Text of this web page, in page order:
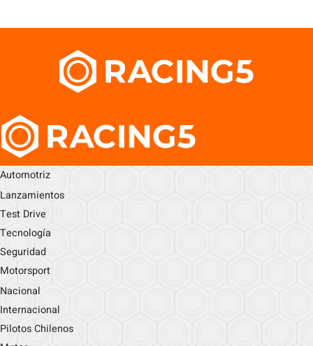
Automotriz
Lanzamientos
Test Drive
Tecnología
Seguridad
Motorsport
Nacional
Internacional
Pilotos Chilenos